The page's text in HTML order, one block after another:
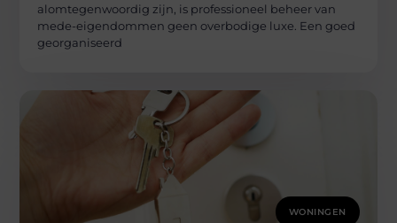
alomtegenwoordig zijn, is professioneel beheer van
mede-eigendommen geen overbodige luxe. Een goed
georganiseerd
WONINGEN